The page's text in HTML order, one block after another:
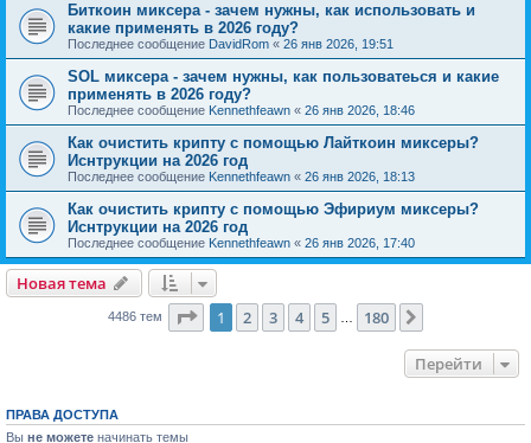
Биткоин миксера - зачем нужны, как использовать и
какие применять в 2026 году?
Последнее сообщение DavidRom « 26 янв 2026, 19:51
SOL миксера - зачем нужны, как пользоватеься и какие
применять в 2026 году?
Последнее сообщение Kennethfeawn « 26 янв 2026, 18:46
Как очистить крипту с помощью Лайткоин миксеры?
Иснтрукции на 2026 год
Последнее сообщение Kennethfeawn « 26 янв 2026, 18:13
Как очистить крипту с помощью Эфириум миксеры?
Иснтрукции на 2026 год
Последнее сообщение Kennethfeawn « 26 янв 2026, 17:40
Новая тема
4486 тем Страница из 180
1 2 3 4 5 180
Перейти
ПРАВА ДОСТУПА
Вы не можете начинать темы